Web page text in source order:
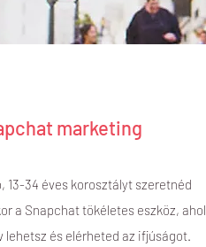
marketing
13-34 éves korosztályt szeretnéd
a Snapchat tökéletes eszköz, ahol
lehetsz és elérheted az ifjúságot.